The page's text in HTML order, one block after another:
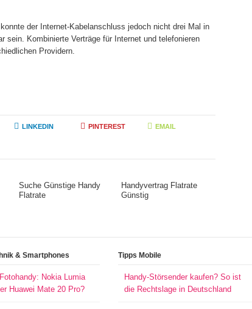
der Internet-Kabelanschluss jedoch nicht drei Mal in
sein. Kombinierte Verträge für Internet und telefonieren
Providern.
LINKEDIN PINTEREST EMAIL
Suche Günstige Handy
Flatrate
Handyvertrag Flatrate
Günstig
& Smartphones
Nokia Lumia
Huawei Mate 20 Pro?
Tipps Mobile
Handy-Störsender kaufen? So ist
die Rechtslage in Deutschland